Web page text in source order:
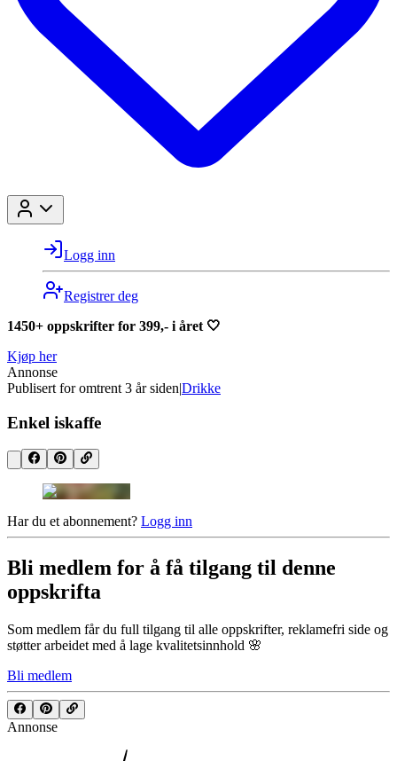
Logg inn
Registrer deg
1450+ oppskrifter for 399,- i året 🤍
Kjøp her
Annonse
Publisert for omtrent 3 år siden|Drikke
Enkel iskaffe
Har du et abonnement? Logg inn
Bli medlem for å få tilgang til denne
oppskrifta
Som medlem får du full tilgang til alle oppskrifter, reklamefri side og
støtter arbeidet med å lage kvalitetsinnhold 🌸
Bli medlem
Annonse